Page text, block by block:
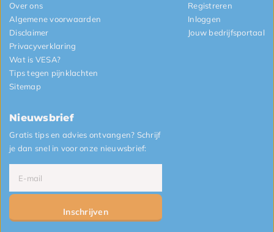
Over ons
Algemene voorwaarden
Disclaimer
Privacyverklaring
Wat is VESA?
Tips tegen pijnklachten
Sitemap
Registreren
Inloggen
Jouw bedrijfsportaal
Nieuwsbrief
Gratis tips en advies ontvangen? Schrijf
je dan snel in voor onze nieuwsbrief:
Inschrijven